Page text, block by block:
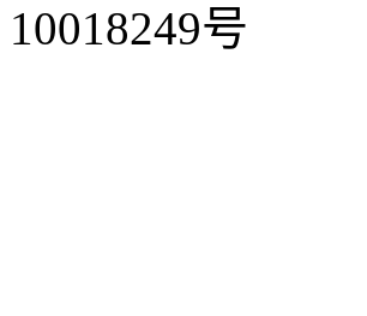
10018249号